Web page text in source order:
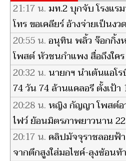
21:17 น. มท.2 บุกจับ โรงแร
โทร ขอเคลียร์ อ้างจ่ายเป็นง
สาวถึงตัว
20:55 น.อนุทิน พลิ้ว จ๊อกกิ้ง
โพสต์ หัวชนกำแพง สื่อถึงใค
กำลังกาย
20:32 น. นายกฯ นำเต้นแอโ
74 วัน 74 ล้านแคลอรี ตั้งเป้
สุขภาพดี
20:28 น. หญิง กัญญา โพสต์อ
ไฟว์ ย้อนมิตรภาพยาวนาน
20:17 น. คลิปมัจจุราชลอยฟ้
จากตึกสูงใส่มอไซค์-ลุงซ้อน